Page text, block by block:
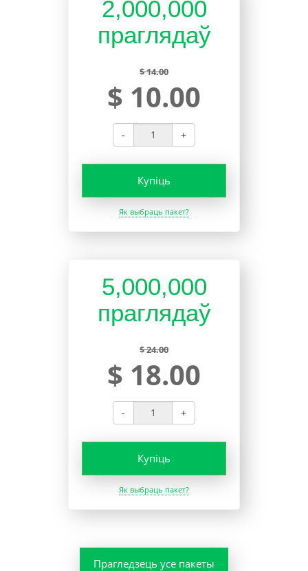
2,000,000
праглядаў
$ 14.00
$ 10.00
- +
Купіць
Як выбраць пакет?
5,000,000
праглядаў
$ 24.00
$ 18.00
- +
Купіць
Як выбраць пакет?
Прагледзець усе пакеты